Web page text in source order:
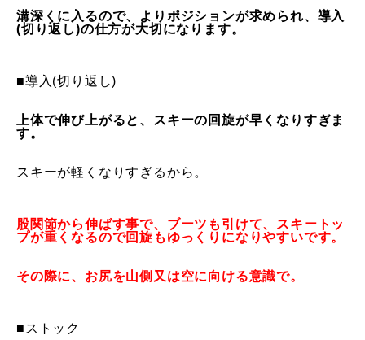
インストラクター募集
レッスンレポート
よくある質問
レッスン内容について
溝深くに入るので、よりポジションが求められ、導入
(切り返し)の仕方が大切になります。
■導入(切り返し)
上体で伸び上がると、スキーの回旋が早くなりすぎま
す。
スキーが軽くなりすぎるから。
股関節から伸ばす事で、ブーツも引けて、
スキートッ
プが重くなるので回旋もゆっくりになりやすいです。
その際に、お尻を山側又は空に向ける意識で。
■ストック